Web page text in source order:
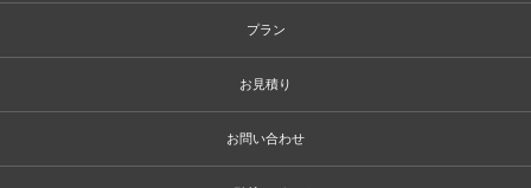
プラン
お見積り
お問い合わせ